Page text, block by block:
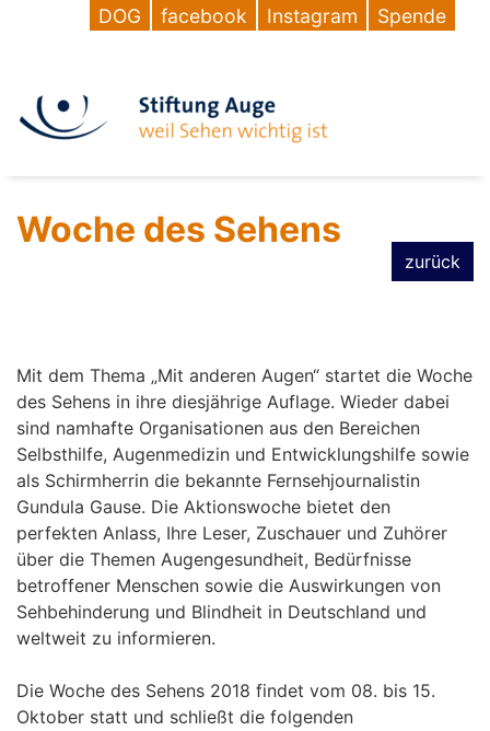
DOG facebook Instagram Spende
Woche des Sehens
zurück
Mit dem Thema „Mit anderen Augen“ startet die Woche
des Sehens in ihre diesjährige Auflage. Wieder dabei
sind namhafte Organisationen aus den Bereichen
Selbsthilfe, Augenmedizin und Entwicklungshilfe sowie
als Schirmherrin die bekannte Fernsehjournalistin
Gundula Gause. Die Aktionswoche bietet den
perfekten Anlass, Ihre Leser, Zuschauer und Zuhörer
über die Themen Augengesundheit, Bedürfnisse
betroffener Menschen sowie die Auswirkungen von
Sehbehinderung und Blindheit in Deutschland und
weltweit zu informieren.
Die Woche des Sehens 2018 findet vom 08. bis 15.
Oktober statt und schließt die folgenden